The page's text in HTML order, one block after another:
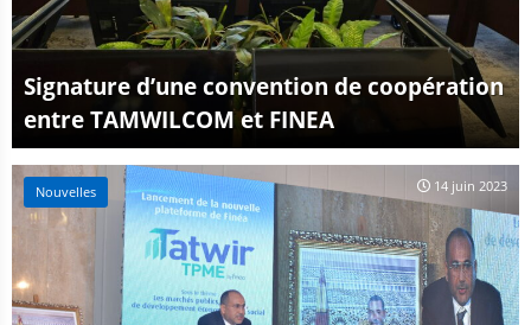
Signature d’une convention de coopération
entre TAMWILCOM et FINEA
Nouvelles 14 juin 2023